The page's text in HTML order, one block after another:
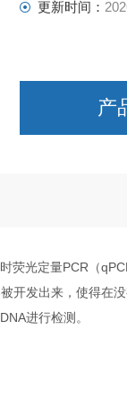
更新时间：
产
荧光定量PCR（
开发出来，使得在
进行检测。